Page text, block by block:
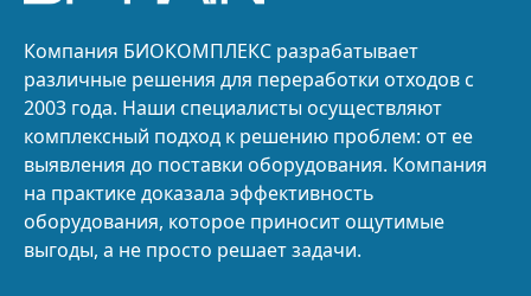
Компания БИОКОМПЛЕКС разрабатывает
различные решения для переработки отходов с
2003 года. Наши специалисты осуществляют
комплексный подход к решению проблем: от ее
выявления до поставки оборудования. Компания
на практике доказала эффективность
оборудования, которое приносит ощутимые
выгоды, а не просто решает задачи.